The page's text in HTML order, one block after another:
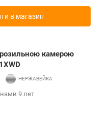
в магазин
камерою
9 лет